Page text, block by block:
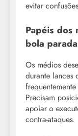
evitar
Papéis dos
bola parada
Os médios
durante lances
Precisam
apoiar o
contra-ataques.